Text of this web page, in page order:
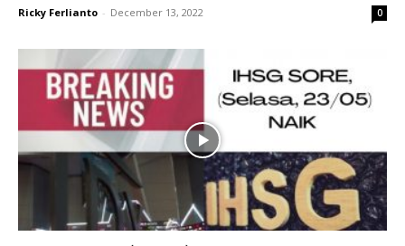
Ricky Ferlianto - December 13, 2022 0